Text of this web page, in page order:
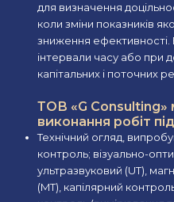
для визначення
коли зміни показників
зниження
інтервали часу або при
капітальних і поточних
ТОВ «G Consulting»
виконання робіт
Технічний огляд,
контроль; візуально-
ультразвуковий (UT),
(MT), капілярний